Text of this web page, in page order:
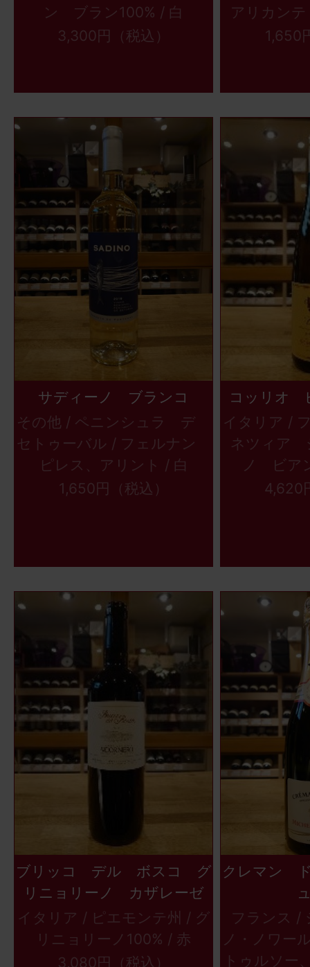
ン ブラン100% / 白
3,300円（税込）
アリカン
1,650
サディーノ ブランコ
その他 / ペニンシュラ デ
セトゥーバル / フェルナン
ピレス、アリント / 白
1,650円（税込）
コッリオ
イタリア /
ネツィア
ノ ビア
4,620
ブリッコ デル ボスコ グ
リニョリーノ カザレーゼ
イタリア / ピエモンテ州 / グ
リニョリーノ100% / 赤
3,080円（税込）
クレマン
フランス /
ノ・ノワー
トゥルソー